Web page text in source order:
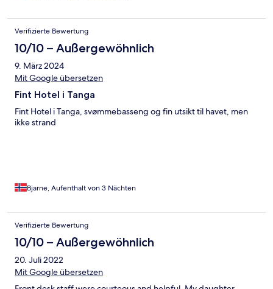
Verifizierte Bewertung
10/10 – Außergewöhnlich
9. März 2024
Mit Google übersetzen
Fint Hotel i Tanga
Fint Hotel i Tanga, svømmebasseng og fin utsikt til havet, men
ikke strand
Bjarne, Aufenthalt von 3 Nächten
Verifizierte Bewertung
10/10 – Außergewöhnlich
20. Juli 2022
Mit Google übersetzen